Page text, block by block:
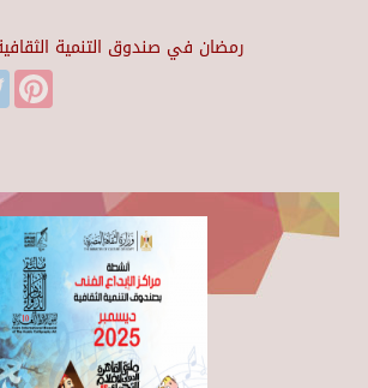
رمضان في صندوق التنمية الثقافية
Twitter